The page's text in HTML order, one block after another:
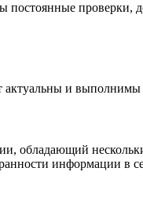
постоянные
и выполнимы
обладающий
информации в